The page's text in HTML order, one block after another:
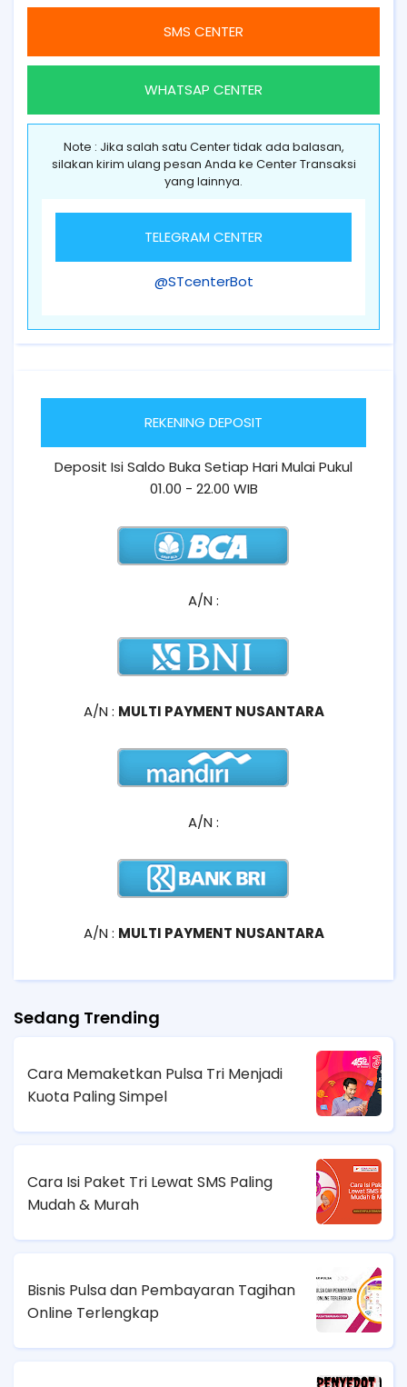
SMS CENTER
WHATSAP CENTER
Note : Jika salah satu Center tidak ada balasan,
silakan kirim ulang pesan Anda ke Center Transaksi
yang lainnya.
TELEGRAM CENTER
@STcenterBot
REKENING DEPOSIT
Deposit Isi Saldo Buka Setiap Hari Mulai Pukul
01.00 - 22.00 WIB
A/N :
A/N : MULTI PAYMENT NUSANTARA
A/N :
A/N : MULTI PAYMENT NUSANTARA
Sedang Trending
Cara Memaketkan Pulsa Tri Menjadi
Kuota Paling Simpel
Cara Isi Paket Tri Lewat SMS Paling
Mudah & Murah
Bisnis Pulsa dan Pembayaran Tagihan
Online Terlengkap